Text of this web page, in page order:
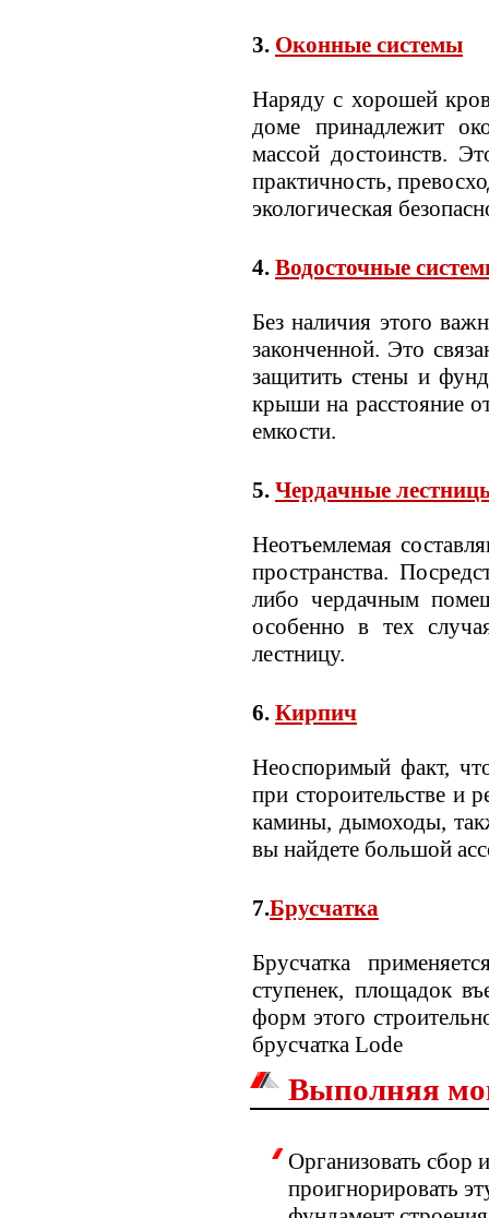
3. Оконные системы
Наряду с хорошей
доме принадлежит
массой достоинств.
практичность,
экологическая
4. Водосточные
Без наличия этого
законченной. Это
защитить стены и
крыши на расстояние
емкости.
5. Чердачные
Неотъемлемая
пространства.
либо чердачным
особенно в тех
лестницу.
6. Кирпич
Неоспоримый факт,
при стороительстве и
камины, дымоходы,
вы найдете большой
7.Брусчатка
Брусчатка
ступенек, площадок
форм этого
брусчатка Lode
Выполняя
Организовать сбор
проигнорировать